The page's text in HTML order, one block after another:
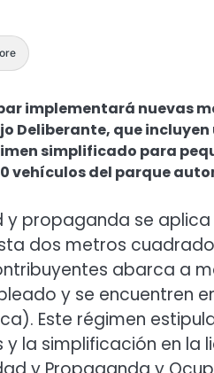
implementará nuevas
Deliberante, que incluyen
simplificado para
vehículos del parque
propaganda se
dos metros
abarca a
y se encuentren
Este régimen
la simplificación en la